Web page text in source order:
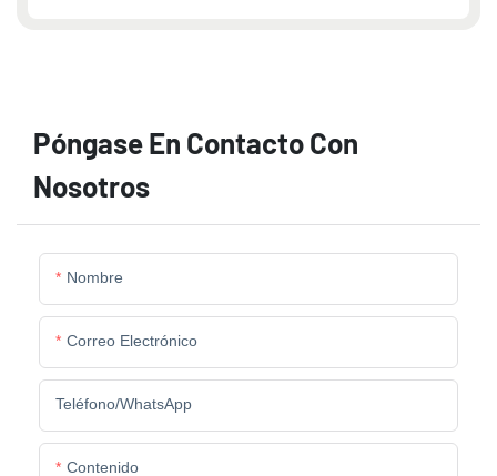
Póngase En Contacto Con
Nosotros
Nombre
Correo Electrónico
Teléfono/WhatsApp
Contenido